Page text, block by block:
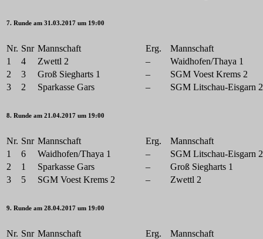
7. Runde am 31.03.2017 um 19:00
Nr. Snr Mannschaft Erg.
Mannschaft
1
4 Zwettl 2 –
Waidhofen/Thaya 1
2
3 Groß Siegharts 1 –
SGM Voest Krems 2
3
2 Sparkasse Gars – SGM Litschau-Eisgarn 2
8. Runde am 21.04.2017 um 19:00
Nr. Snr Mannschaft Erg.
Mannschaft
1
6 Waidhofen/Thaya 1 –
SGM Litschau-Eisgarn 2
2
1 Sparkasse Gars –
Groß Siegharts 1
3
5 SGM Voest Krems 2 – Zwettl 2
9. Runde am 28.04.2017 um 19:00
Nr. Snr Mannschaft Erg.
Mannschaft